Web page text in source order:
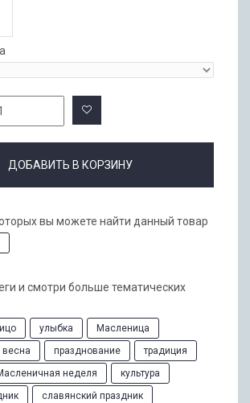
ДОБАВИТЬ В КОРЗИНУ
вы можете найти данный товар
и смотри больше тематических
улыбка
Масленица
весна празднование
традиция
неделя
культура
славянский праздник